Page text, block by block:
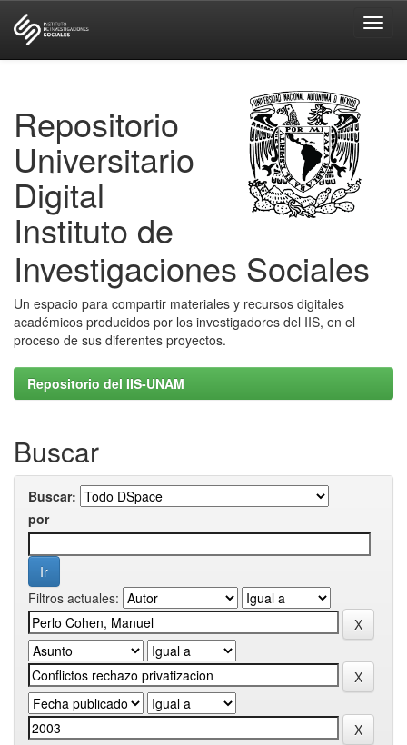
Repositorio
Universitario
Digital
Instituto de
Investigaciones Sociales
Un espacio para compartir materiales y recursos digitales
académicos producidos por los investigadores del IIS, en el
proceso de sus diferentes proyectos.
Repositorio del IIS-UNAM
Buscar
Buscar:
por
Filtros actuales: